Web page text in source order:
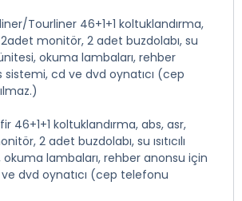
Tourliner 46+1+1 koltuklandırma,
monitör, 2 adet buzdolabı, su
ünitesi, okuma lambaları, rehber
sistemi, cd ve dvd oynatıcı (cep
46+1+1 koltuklandırma, abs, asr,
2 adet buzdolabı, su ısıtıcılı
lambaları, rehber anonsu için
dvd oynatıcı (cep telefonu